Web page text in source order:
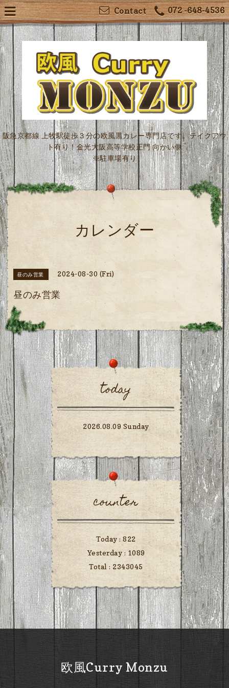
072 -648-4536
Contact
阪急京都線 上牧駅徒歩３分の欧風黒カレー専門店です。テイクアウ
ト有り！金光大阪高等学校正門 向かい側
※駐車場有り
カレンダー
昼のみ営業 2024-08-30 (Fri)
昼のみ営業
today
2026.08.09 Sunday
counter
Today :822
Yesterday : 1089
Total : 2343045
欧風Curry Monzu